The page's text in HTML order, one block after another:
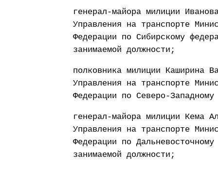
генерал-майора милиции
Управления на транспорте
Федерации по Сибирскому
занимаемой должности;
полковника милиции Каширина
Управления на транспорте
Федерации по Северо-
генерал-майора милиции Кема
Управления на транспорте
Федерации по
занимаемой должности;